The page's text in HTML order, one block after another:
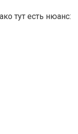
тут есть нюанс: